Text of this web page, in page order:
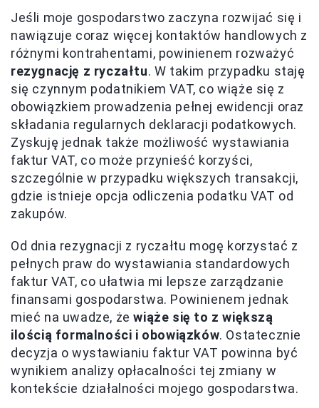
Jeśli moje gospodarstwo zaczyna rozwijać się i
nawiązuje coraz więcej kontaktów handlowych z
różnymi kontrahentami, powinienem rozważyć
rezygnację z ryczałtu. W takim przypadku staję
się czynnym podatnikiem VAT, co wiąże się z
obowiązkiem prowadzenia pełnej ewidencji oraz
składania regularnych deklaracji podatkowych.
Zyskuję jednak także możliwość wystawiania
faktur VAT, co może przynieść korzyści,
szczególnie w przypadku większych transakcji,
gdzie istnieje opcja odliczenia podatku VAT od
zakupów.
Od dnia rezygnacji z ryczałtu mogę korzystać z
pełnych praw do wystawiania standardowych
faktur VAT, co ułatwia mi lepsze zarządzanie
finansami gospodarstwa. Powinienem jednak
mieć na uwadze, żewiąże się to z większą
ilością formalności i obowiązków. Ostatecznie
decyzja o wystawianiu faktur VAT powinna być
wynikiem analizy opłacalności tej zmiany w
kontekście działalności mojego gospodarstwa.